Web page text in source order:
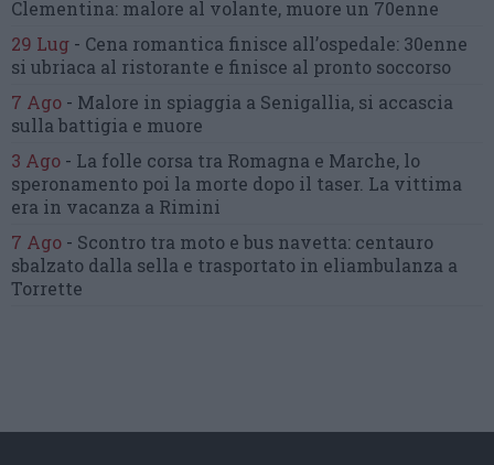
Clementina: malore al volante, muore un 70enne
29 Lug - Cena romantica finisce all’ospedale: 30enne
si ubriaca al ristorante e finisce al pronto soccorso
7 Ago - Malore in spiaggia a Senigallia, si accascia
sulla battigia e muore
3 Ago - La folle corsa tra Romagna e Marche, lo
speronamento poi la morte dopo il taser. La vittima
era in vacanza a Rimini
7 Ago - Scontro tra moto e bus navetta: centauro
sbalzato dalla sella e trasportato in eliambulanza a
Torrette